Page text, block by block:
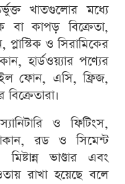
খাতগুলোর মধ্যে
বা কাপড় বিক্রেতা,
ও সিরামিকের
হার্ডওয়্যার পণ্যের
ফোন, এসি, ফ্রিজ,
ও ফিটিংস,
রড ও সিমেন্ট
ভাণ্ডার এবং
রাখা হয়েছে বলে